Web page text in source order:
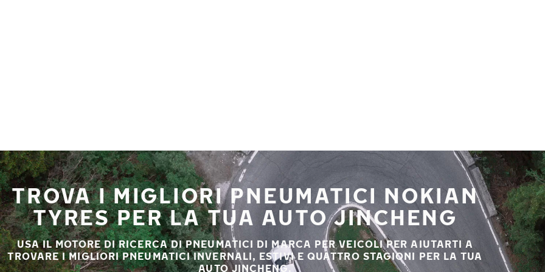
TROVA I MIGLIORI PNEUMATICI NOKIAN
TYRES PER LA TUA AUTO JINCHENG
USA IL MOTORE DI RICERCA DI PNEUMATICI DI MARCA PER VEICOLI PER AIUTARTI A
TROVARE I MIGLIORI PNEUMATICI INVERNALI, ESTIVI E QUATTRO STAGIONI PER LA TUA
AUTO JINCHENG.